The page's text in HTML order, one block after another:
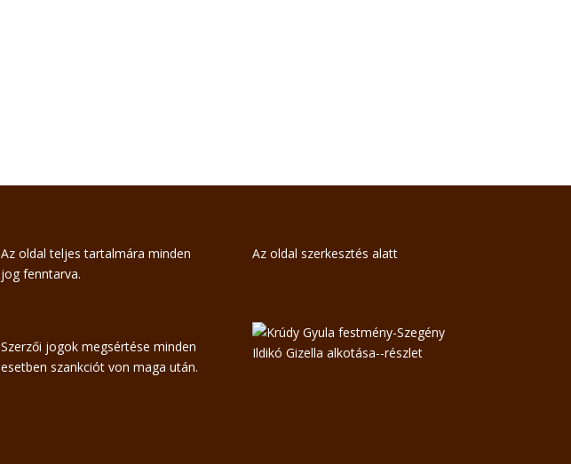
Az oldal teljes tartalmára minden
jog fenntarva.
Szerzői jogok megsértése minden
esetben szankciót von maga után.
Az oldal szerkesztés alatt